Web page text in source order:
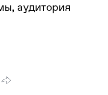
аудитория